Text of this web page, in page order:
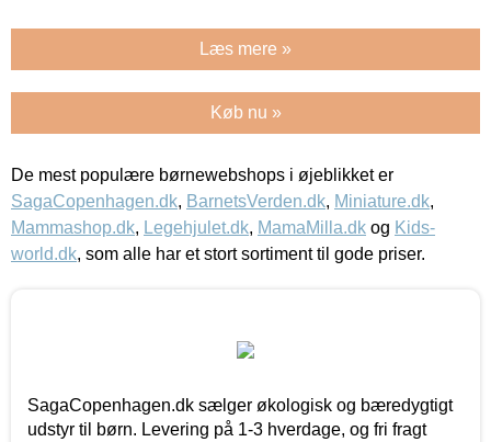
Læs mere »
Køb nu »
De mest populære børnewebshops i øjeblikket er
SagaCopenhagen.dk, BarnetsVerden.dk, Miniature.dk,
Mammashop.dk, Legehjulet.dk, MamaMilla.dk og Kids-
world.dk, som alle har et stort sortiment til gode priser.
SagaCopenhagen.dk sælger økologisk og bæredygtigt
udstyr til børn. Levering på 1-3 hverdage, og fri fragt